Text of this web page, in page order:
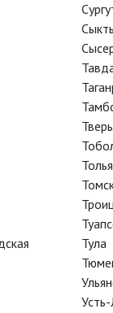
организовать
Контакты
18+
Тверь
Тула